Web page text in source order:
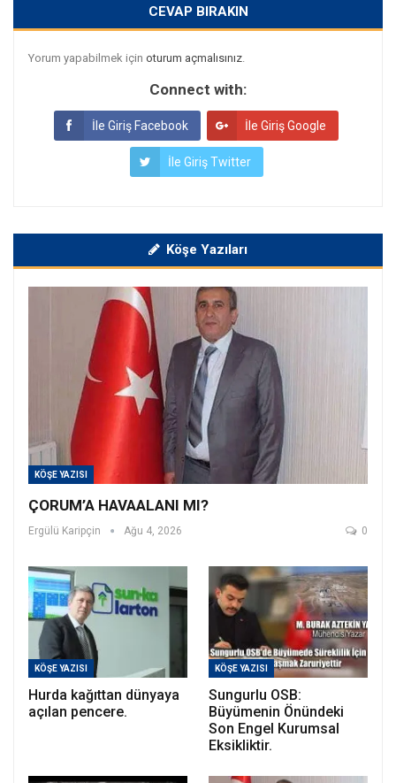
CEVAP BIRAKIN
Yorum yapabilmek için oturum açmalısınız.
Connect with:
İle Giriş Facebook İle Giriş Google
İle Giriş Twitter
Köşe Yazıları
KÖŞE YAZISI
ÇORUM’A HAVAALANI MI?
Ergülü Karipçin Ağu 4, 2026 0
KÖŞE YAZISI
Hurda kağıttan dünyaya
açılan pencere.
KÖŞE YAZISI
Sungurlu OSB:
Büyümenin Önündeki
Son Engel Kurumsal
Eksikliktir.